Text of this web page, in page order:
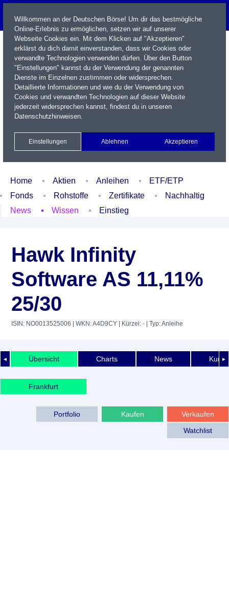
Name / WKN / ISIN / Kürzel
Xetra Realtime
Watchlist Portfolio Login
Home Aktien Anleihen
ETF/ETP
Fonds
Rohstoffe Zertifikate
Nachhaltig
News
Wissen Einstieg
Hawk Infinity
Software AS 11,11%
25/30
ISIN: NO0013525006 | WKN: A4D9CY | Kürzel: - | Typ: Anleihe
◄ ►
Übersicht Charts News
Frankfurt
Verkaufen
Kaufen
Portfolio
Watchlist
Willkommen an der Deutschen Börse! Um dir das bestmögliche
Online-Erlebnis zu ermöglichen, setzen wir auf unserer
Webseite Cookies ein. Mit dem Klicken auf "Akzeptieren"
erklärst du dich damit einverstanden, dass wir Cookies oder
verwandte Technologien verwenden dürfen. Über den Button
"Einstellungen" kannst du der Verwendung der genannten
Dienste im Einzelnen zustimmen oder widersprechen.
Detaillierte Informationen und wie du der Verwendung von
Cookies und verwandten Technologien auf dieser Website
jederzeit widersprechen kannst, findest du in unseren
Datenschutzhinweisen.
Einstellungen Ablehnen Akzeptieren